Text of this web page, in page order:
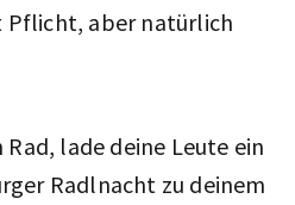
Pflicht, aber natürlich
lade deine Leute ein
Radlnacht zu deinem